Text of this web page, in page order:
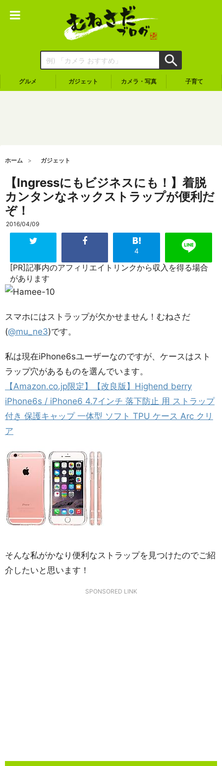
グルメ ガジェット カメラ・写真 子育て
ホーム ガジェット
【Ingressにもビジネスにも！】着脱
カンタンなネックストラップが便利だ
ぞ！
2016/04/09
4
[PR]記事内のアフィリエイトリンクから収入を得る場合
があります
スマホにはストラップが欠かせません！むねさだ
(@mu_ne3)です。
私は現在iPhone6sユーザーなのですが、ケースはスト
ラップ穴があるものを選んでいます。
【Amazon.co.jp限定】【改良版】Highend berry
iPhone6s / iPhone6 4.7インチ 落下防止 用 ストラップ
付き 保護キャップ 一体型 ソフト TPU ケース Arc クリ
ア
そんな私がかなり便利なストラップを見つけたのでご紹
介したいと思います！
SPONSORED LINK